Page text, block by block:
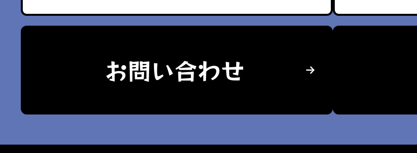
お問い合わせ